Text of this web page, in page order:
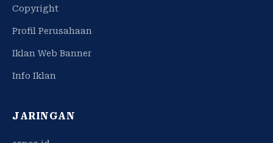
Copyright
Profil Perusahaan
Iklan Web Banner
Info Iklan
JARINGAN